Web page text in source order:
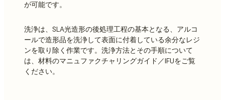
が可能です。
洗浄は、SLA光造形の後処理工程の基本となる、アルコ
ールで造形品を洗浄して表面に付着している余分なレジ
ンを取り除く作業です。洗浄方法とその手順について
は、材料のマニュファクチャリングガイド／IFUをご覧
ください。